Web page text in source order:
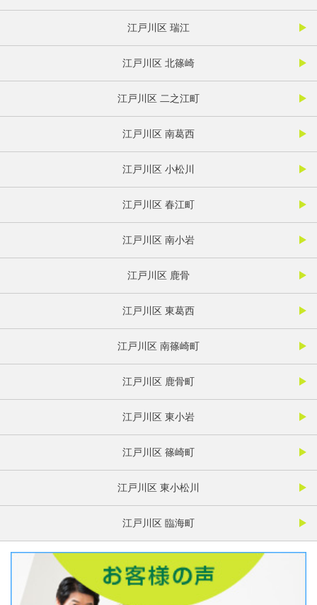
江戸川区 瑞江
江戸川区 北篠崎
江戸川区 二之江町
江戸川区 南葛西
江戸川区 小松川
江戸川区 春江町
江戸川区 南小岩
江戸川区 鹿骨
江戸川区 東葛西
江戸川区 南篠崎町
江戸川区 鹿骨町
江戸川区 東小岩
江戸川区 篠崎町
江戸川区 東小松川
江戸川区 臨海町